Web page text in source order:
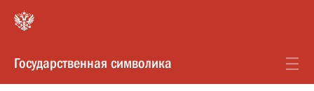
Государственная символика